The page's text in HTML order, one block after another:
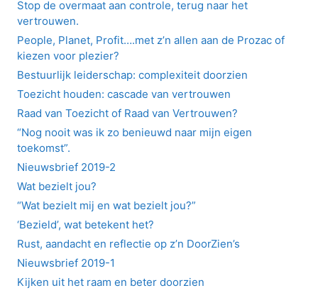
Stop de overmaat aan controle, terug naar het
vertrouwen.
People, Planet, Profit….met z’n allen aan de Prozac of
kiezen voor plezier?
Bestuurlijk leiderschap: complexiteit doorzien
Toezicht houden: cascade van vertrouwen
Raad van Toezicht of Raad van Vertrouwen?
“Nog nooit was ik zo benieuwd naar mijn eigen
toekomst”.
Nieuwsbrief 2019-2
Wat bezielt jou?
“Wat bezielt mij en wat bezielt jou?”
‘Bezield’, wat betekent het?
Rust, aandacht en reflectie op z’n DoorZien’s
Nieuwsbrief 2019-1
Kijken uit het raam en beter doorzien